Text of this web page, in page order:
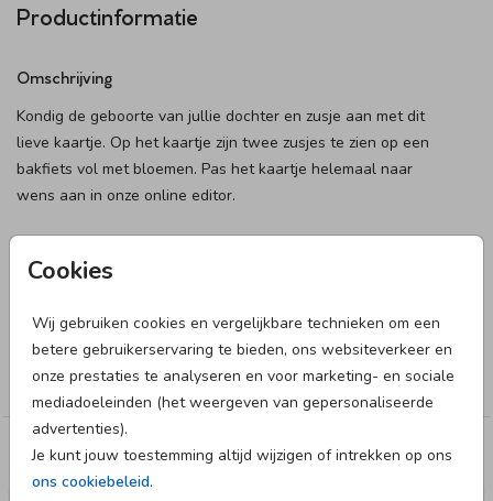
Cookies
Wij gebruiken cookies en vergelijkbare technieken om een
betere gebruikerservaring te bieden, ons websiteverkeer en
onze prestaties te analyseren en voor marketing- en sociale
mediadoeleinden (het weergeven van gepersonaliseerde
advertenties).
Je kunt jouw toestemming altijd wijzigen of intrekken op ons
ons cookiebeleid.
Productinformatie
Omschrijving
Kondig de geboorte van jullie dochter en zusje aan met dit
lieve kaartje. Op het kaartje zijn twee zusjes te zien op een
bakfiets vol met bloemen. Pas het kaartje helemaal naar
wens aan in onze online editor.
Collectie
Meisje
Deze designs vind je misschien ook leuk